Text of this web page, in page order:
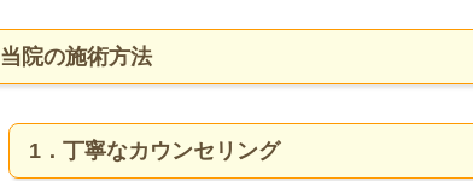
当院の施術方法
1．丁寧なカウンセリング